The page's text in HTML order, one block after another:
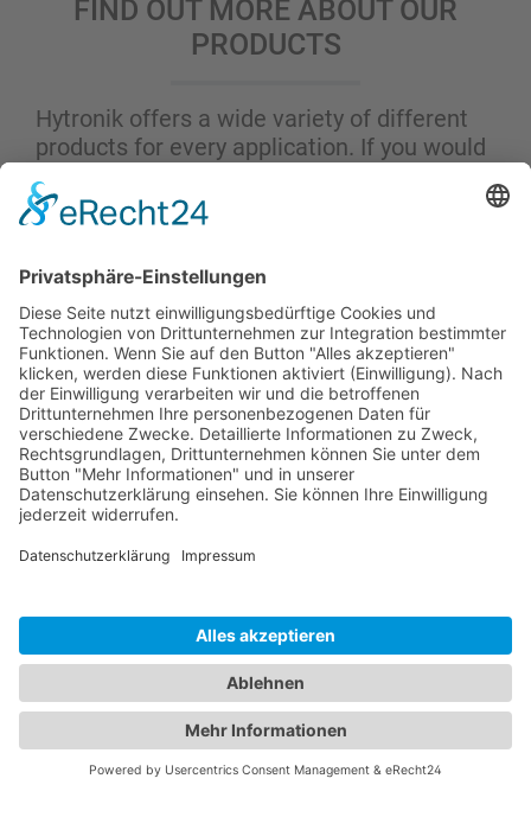
FIND OUT MORE ABOUT OUR
PRODUCTS
Hytronik offers a wide variety of different
products for every application. If you would
like to learn more about our product
families and the full range of our offerings,
you can find our Hytronik portfolio
Get the Catalogues & Brochures